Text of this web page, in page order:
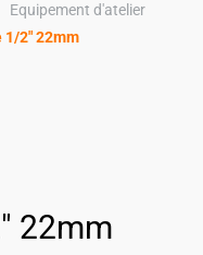
Equipement d'atelier
1/2" 22mm
22mm